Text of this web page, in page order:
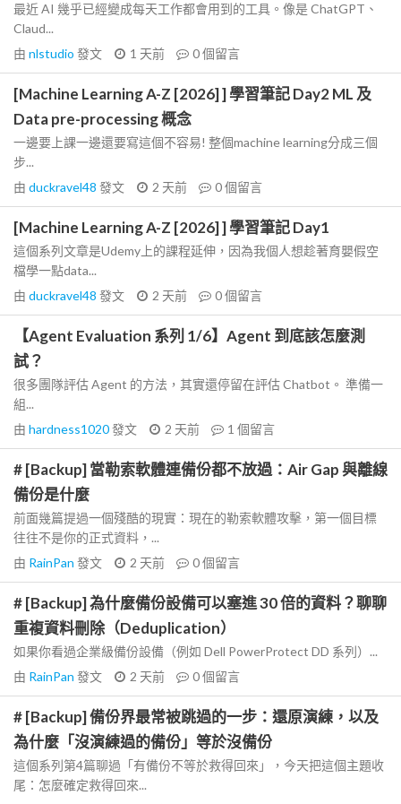
最近 AI 幾乎已經變成每天工作都會用到的工具。像是 ChatGPT、
Claud...
由 nlstudio 發文 1 天前 0個留言
[Machine Learning A-Z [2026] ] 學習筆記 Day2 ML 及
Data pre-processing 概念
一邊要上課一邊還要寫這個不容易! 整個machine learning分成三個
步...
由 duckravel48 發文 2 天前 0個留言
[Machine Learning A-Z [2026] ] 學習筆記 Day1
這個系列文章是Udemy上的課程延伸，因為我個人想趁著育嬰假空
檔學一點data...
由 duckravel48 發文 2 天前 0個留言
【Agent Evaluation 系列 1/6】Agent 到底該怎麼測
試？
很多團隊評估 Agent 的方法，其實還停留在評估 Chatbot。 準備一
組...
由 hardness1020發文 2 天前 1 個留言
# [Backup] 當勒索軟體連備份都不放過：Air Gap 與離線
備份是什麼
前面幾篇提過一個殘酷的現實：現在的勒索軟體攻擊，第一個目標
往往不是你的正式資料，...
由 RainPan 發文 2 天前 0個留言
# [Backup] 為什麼備份設備可以塞進 30 倍的資料？聊聊
重複資料刪除（Deduplication）
如果你看過企業級備份設備（例如 Dell PowerProtect DD 系列）...
由 RainPan 發文 2 天前 0個留言
# [Backup] 備份界最常被跳過的一步：還原演練，以及
為什麼「沒演練過的備份」等於沒備份
這個系列第4篇聊過「有備份不等於救得回來」，今天把這個主題收
尾：怎麼確定救得回來...